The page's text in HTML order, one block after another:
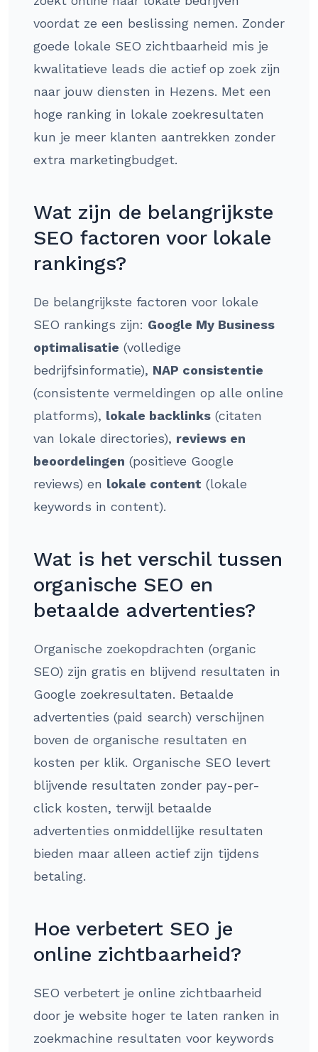
voordat ze een beslissing nemen. Zonder
goede lokale SEO zichtbaarheid mis je
kwalitatieve leads die actief op zoek zijn
naar jouw diensten in Hezens. Met een
hoge ranking in lokale zoekresultaten
kun je meer klanten aantrekken zonder
extra marketingbudget.
Wat zijn de belangrijkste
SEO factoren voor lokale
rankings?
De belangrijkste factoren voor lokale
SEO rankings zijn: Google My Business
optimalisatie (volledige
bedrijfsinformatie), NAP consistentie
(consistente vermeldingen op alle online
platforms), lokale backlinks (citaten
van lokale directories), reviews en
beoordelingen (positieve Google
reviews) en lokale content (lokale
keywords in content).
Wat is het verschil tussen
organische SEO en
betaalde advertenties?
Organische zoekopdrachten (organic
SEO) zijn gratis en blijvend resultaten in
Google zoekresultaten. Betaalde
advertenties (paid search) verschijnen
boven de organische resultaten en
kosten per klik. Organische SEO levert
blijvende resultaten zonder pay-per-
click kosten, terwijl betaalde
advertenties onmiddellijke resultaten
bieden maar alleen actief zijn tijdens
betaling.
Hoe verbetert SEO je
online zichtbaarheid?
SEO verbetert je online zichtbaarheid
door je website hoger te laten ranken in
zoekmachine resultaten voor keywords